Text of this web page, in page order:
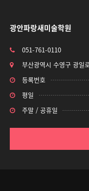
광안파랑새미술학원
051-761-0110
부산광역시 수영구 광일
등록번호
평일
주말 / 공휴일